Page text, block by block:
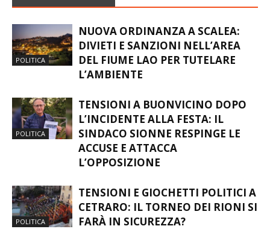
POLITICA
NUOVA ORDINANZA A SCALEA:
DIVIETI E SANZIONI NELL’AREA
DEL FIUME LAO PER TUTELARE
L’AMBIENTE
POLITICA
TENSIONI A BUONVICINO DOPO
L’INCIDENTE ALLA FESTA: IL
SINDACO SIONNE RESPINGE LE
ACCUSE E ATTACCA
L’OPPOSIZIONE
POLITICA
TENSIONI E GIOCHETTI POLITICI A
CETRARO: IL TORNEO DEI RIONI SI
FARÀ IN SICUREZZA?